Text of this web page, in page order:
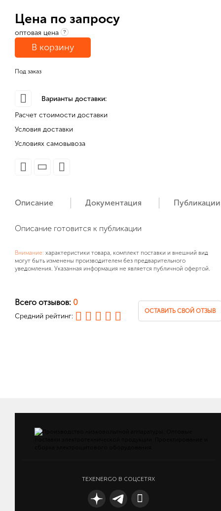
Цена по запросу
оптовая цена ?
В корзину
Под заказ
Варианты доставки:
Расчет стоимости доставки
Условия доставки
Условиях самовывоза
Описание Документация Публикации
Описание готовится к публикации
Внимание: характеристики товара, комплект поставки и внешний вид
могут быть изменены производителем без предварительного
уведомления. Указанная информация не является публичной офертой.
Всего отзывов: 0
Средний рейтинг:
ОСТАВИТЬ СВОЙ ОТЗЫВ
TEXENERGO В СОЦСЕТЯХ